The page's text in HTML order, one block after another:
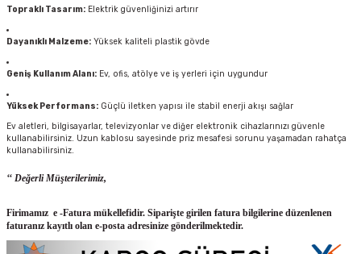
Topraklı Tasarım: Elektrik güvenliğinizi artırır
Dayanıklı Malzeme: Yüksek kaliteli plastik gövde
Geniş Kullanım Alanı: Ev, ofis, atölye ve iş yerleri için uygundur
Yüksek Performans: Güçlü iletken yapısı ile stabil enerji akışı sağlar
Ev aletleri, bilgisayarlar, televizyonlar ve diğer elektronik cihazlarınızı güvenle
kullanabilirsiniz. Uzun kablosu sayesinde priz mesafesi sorunu yaşamadan rahatça
kullanabilirsiniz.
‘‘ Değerli Müşterilerimiz,
Firimamız e -Fatura mükellefidir. Siparişte girilen fatura bilgilerine düzenlenen
faturanız kayıtlı olan e-posta adresinize gönderilmektedir.